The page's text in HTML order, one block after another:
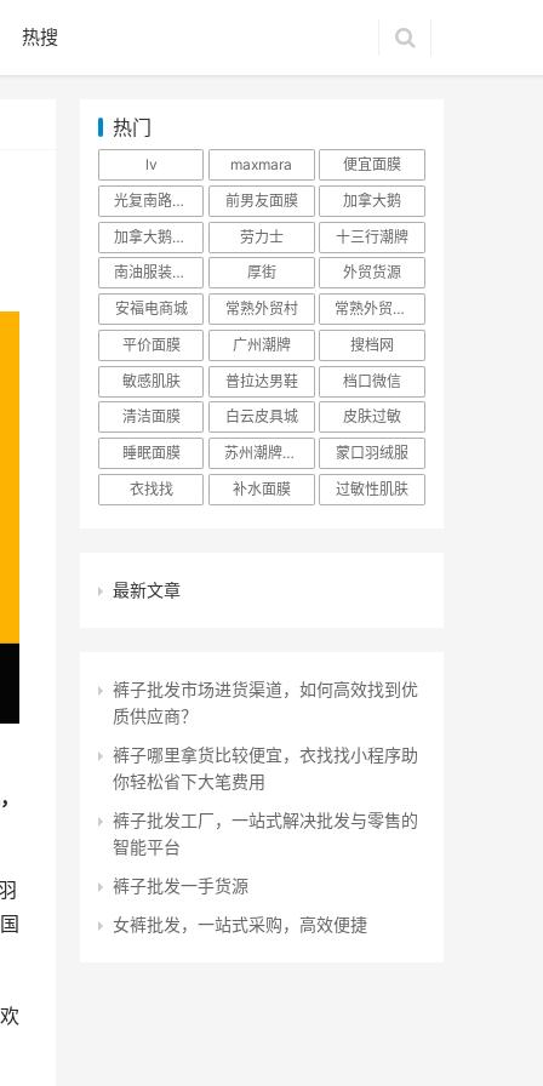
热搜
热门
lv maxmara
便宜面膜
光复南路潮牌
前男友面膜
加拿大鹅
加拿大鹅羽绒服
劳力士
十三行潮牌
南油服装批发市场
厚街
外贸货源
安福电商城
常熟外贸村
常熟外贸村货源
平价面膜
广州潮牌
搜档网
敏感肌肤
普拉达男鞋
档口微信
清洁面膜
白云皮具城
皮肤过敏
睡眠面膜
苏州潮牌货源
蒙口羽绒服
衣找找
补水面膜 过敏性肌肤
最新文章
裤子批发市场进货渠道，如何高效找到优
质供应商？
裤子哪里拿货比较便宜，衣找找小程序助
你轻松省下大笔费用
裤子批发工厂，一站式解决批发与零售的
智能平台
裤子批发一手货源
女裤批发，一站式采购，高效便捷